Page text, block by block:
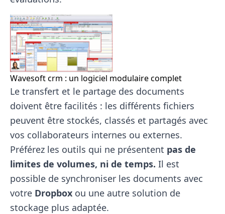
Wavesoft crm : un logiciel modulaire complet
Le transfert et le partage des documents
doivent être facilités : les différents fichiers
peuvent être stockés, classés et partagés avec
vos collaborateurs internes ou externes.
Préférez les outils qui ne présentent pas de
limites de volumes, ni de temps. Il est
possible de synchroniser les documents avec
votre Dropbox ou une autre solution de
stockage plus adaptée.